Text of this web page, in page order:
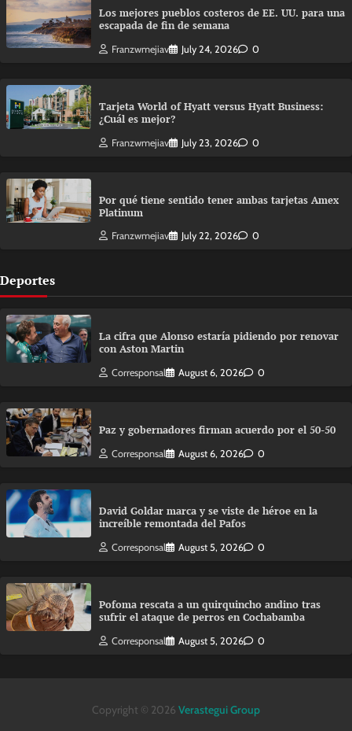
Los mejores pueblos costeros de EE. UU. para una
escapada de fin de semana
Franzwmejiav July 24, 2026 0
Tarjeta World of Hyatt versus Hyatt Business:
¿Cuál es mejor?
Franzwmejiav July 23, 2026 0
Por qué tiene sentido tener ambas tarjetas Amex
Platinum
Franzwmejiav July 22, 2026 0
Deportes
La cifra que Alonso estaría pidiendo por renovar
con Aston Martin
Corresponsal August 6, 2026 0
Paz y gobernadores firman acuerdo por el 50-50
Corresponsal August 6, 2026 0
David Goldar marca y se viste de héroe en la
increíble remontada del Pafos
Corresponsal August 5, 2026 0
Pofoma rescata a un quirquincho andino tras
sufrir el ataque de perros en Cochabamba
Corresponsal August 5, 2026 0
Copyright © 2026 Verastegui Group